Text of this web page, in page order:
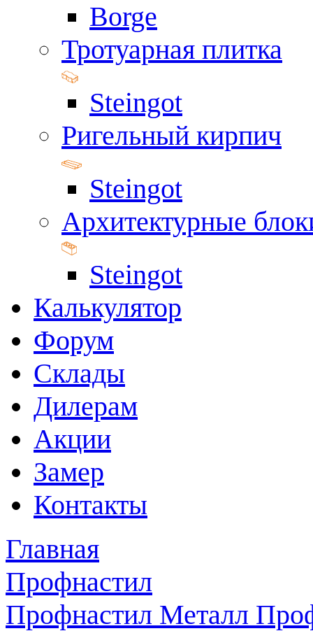
Borge
Тротуарная плитка
Steingot
Ригельный кирпич
Steingot
Архитектурные
Steingot
Калькулятор
Форум
Склады
Дилерам
Акции
Замер
Контакты
Главная
Профнастил
Профнастил Металл